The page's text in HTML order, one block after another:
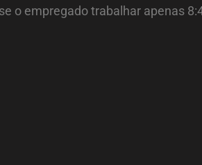
o empregado trabalhar apenas